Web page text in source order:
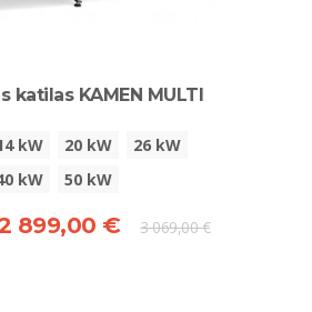
katilas KAMEN MULTI
kW 20 kW
26 kW
kW 50 kW
899,00 € 3 069,00 €